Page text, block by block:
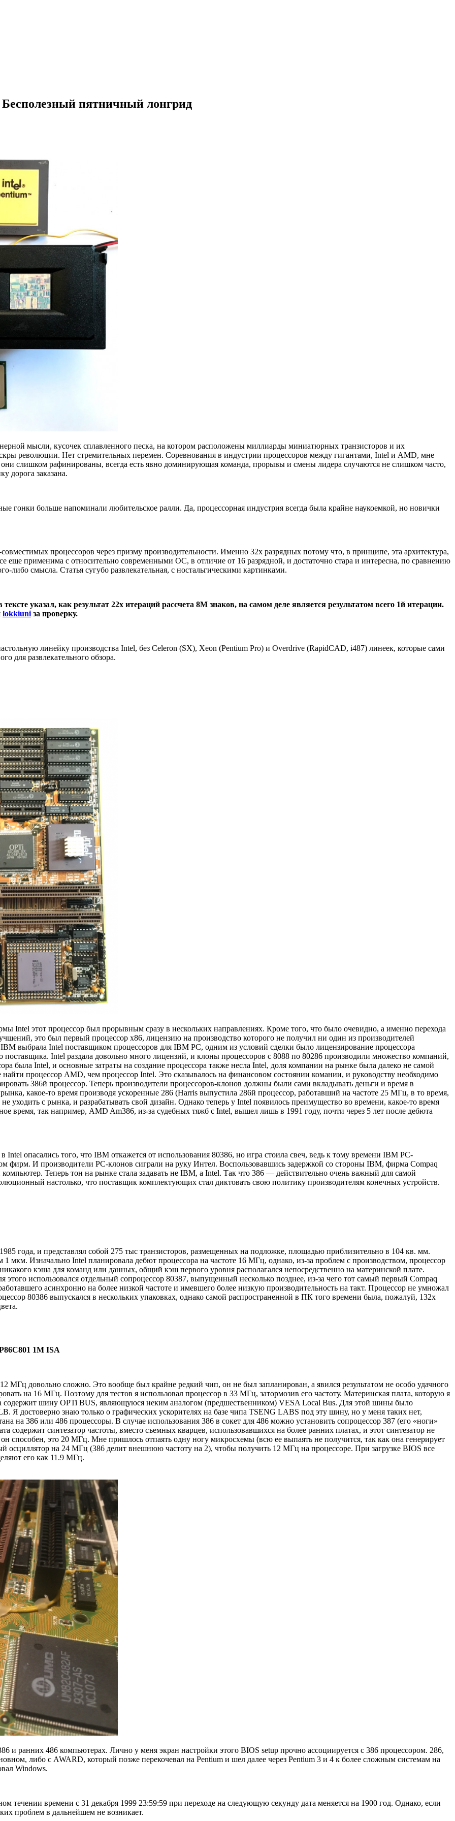
пятничный лонгрид
мысли, кусочек сплавленного песка, на котором расположены миллиарды миниатюрных транзисторов и их
революции. Нет стремительных перемен. Соревнования в индустрии процессоров между гигантами, Intel и AMD, мне
слишком рафинированы, всегда есть явно доминирующая команда, прорывы и смены лидера случаются не слишком часто,
дорога заказана.
гонки больше напоминали любительское ралли. Да, процессорная индустрия всегда была крайне наукоемкой, но новички
процессоров через призму производительности. Именно 32х разрядных потому что, в принципе, эта архитектура,
еще применима с относительно современными ОС, в отличие от 16 разрядной, и достаточно стара и интересна, по сравнению
либо смысла. Статья сугубо развлекательная, с ностальгическими картинками.
указал, как результат 22х итераций рассчета 8М знаков, на самом деле является результатом всего 1й итерации.
lokkiuni за проверку.
линейку производства Intel, без Celeron (SX), Xeon (Pentium Pro) и Overdrive (RapidCAD, i487) линеек, которые сами
для развлекательного обзора.
Intel этот процессор был прорывным сразу в нескольких направлениях. Кроме того, что было очевидно, а именно перехода
это был первый процессор х86, лицензию на производство которого не получил ни один из производителей
выбрала Intel поставщиком процессоров для IBM PC, одним из условий сделки было лицензирование процессора
поставщика. Intel раздала довольно много лицензий, и клоны процессоров с 8088 по 80286 производили множество компаний,
была Intel, и основные затраты на создание процессора также несла Intel, доля компании на рынке была далеко не самой
процессор AMD, чем процессор Intel. Это сказывалось на финансовом состоянии комании, и руководству необходимо
386й процессор. Теперь производители процессоров-клонов должны были сами вкладывать деньги и время в
какое-то время производя ускоренные 286 (Harris выпустила 286й процессор, работавший на частоте 25 МГц, в то время,
уходить с рынка, и разрабатывать свой дизайн. Однако теперь у Intel появилось преимущество во времени, какое-то время
время, так например, AMD Am386, из-за судебных тяжб с Intel, вышел лишь в 1991 году, почти через 5 лет после дебюта
опасались того, что IBM откажется от использования 80386, но игра стоила свеч, ведь к тому времени IBM PC-
фирм. И производители PC-клонов сиграли на руку Интел. Воспользовавшись задержкой со стороны IBM, фирма Compaq
Теперь тон на рынке стала задавать не IBM, а Intel. Так что 386 — действительно очень важный для самой
настолько, что поставщик комплектующих стал диктовать свою политику производителям конечных устройств.
года, и представлял собой 275 тыс транзисторов, размещенных на подложке, площадью приблизительно в 104 кв. мм.
1 мкм. Изначально Intel планировала дебют процессора на частоте 16 МГц, однако, из-за проблем с производством, процессор
кэша для команд или данных, общий кэш первого уровня располагался непосредственно на материнской плате.
использовался отдельный сопроцессор 80387, выпущенный несколько позднее, из-за чего тот самый первый Compaq
асинхронно на более низкой частоте и имевшего более низкую производительность на такт. Процессор не умножал
80386 выпускался в нескольких упаковках, однако самой распространенной в ПК того времени была, пожалуй, 132х
1M ISA
МГц довольно сложно. Это вообще был крайне редкий чип, он не был запланирован, а явился результатом не особо удачного
на 16 МГц. Поэтому для тестов я использовал процессор в 33 МГц, затормозив его частоту. Материнская плата, которую я
содержит шину OPTi BUS, являющуюся неким аналогом (предшественником) VESA Local Bus. Для этой шины было
Я достоверно знаю только о графических ускорителях на базе чипа TSENG LABS под эту шину, но у меня таких нет,
на 386 или 486 процессоры. В случае использования 386 в сокет для 486 можно установить сопроцессор 387 (его «ноги»
содержит синтезатор частоты, вместо съемных кварцев, использовавшихся на более ранних платах, и этот синтезатор не
способен, это 20 МГц. Мне пришлось отпаять одну ногу микросхемы (всю ее выпаять не получится, так как она генерирует
осциллятор на 24 МГц (386 делит внешнюю частоту на 2), чтобы получить 12 МГц на процессоре. При загрузке BIOS все
его как 11.9 МГц.
и ранних 486 компьютерах. Лично у меня экран настройки этого BIOS setup прочно ассоциируется с 386 процессором. 286,
либо с AWARD, который позже перекочевал на Pentium и шел далее через Pentium 3 и 4 к более сложным системам на
Windows.
течении времени с 31 декабря 1999 23:59:59 при переходе на следующую секунду дата меняется на 1900 год. Однако, если
проблем в дальнейшем не возникает.